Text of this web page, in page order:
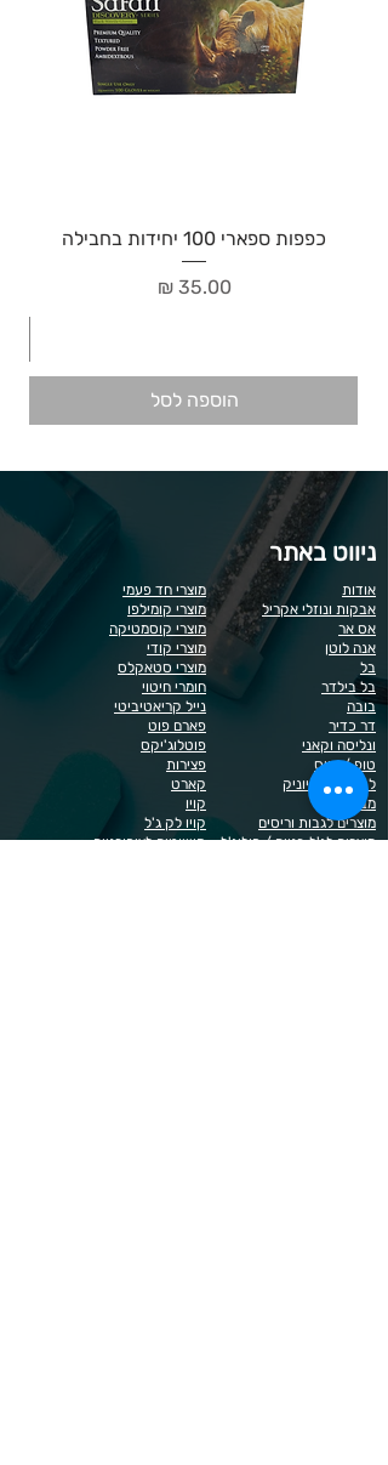
כפפות ספארי 100 יחידות בחבילה
מחיר‏35.00 ‏₪
הוספה לסל
ניווט באתר
מוצרי חד פעמי
מוצרי קומילפו
מוצרי קוסמטיקה
מוצרי קודי
מוצרי סטאקלס
חומרי חיטוי
נייל קריאטיביטי
פארם פוט
פוטלוג'יקס
פצירות
קארט
קויו
קויו לק ג'ל
קישוטים לציפורניים
אודות
אבקות ונוזלי אקריל
אס אר
אנה לוטן
בל
בל בילדר
בובה
דר כדיר
ונליסה וקאני
טופ / בייס
לק רגיל לה יוניק
מבצעים
מוצרים לגבות וריסים
מוצרים לג'ל בנייה / פוליג'ל